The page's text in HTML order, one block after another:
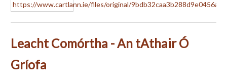
Leacht Comórtha - An tAthair Ó
Gríofa